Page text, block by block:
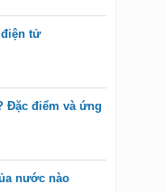
tử
Đặc điểm và ứng
nước nào